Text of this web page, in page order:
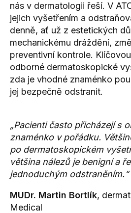
nás v dermatologii řeší. V
jejich vyšetřením a
denně, ať už z estetických
mechanickému dráždění,
preventivní kontrole.
odborné dermatoskopické
zda je vhodné znaménko
jej bezpečně odstranit.
„Pacienti často přicházejí s
znaménko v pořádku.
po dermatoskopickém
většina nálezů je benigní a
jednoduchým odstraněním.“
MUDr. Martin Bortlík,
Medical